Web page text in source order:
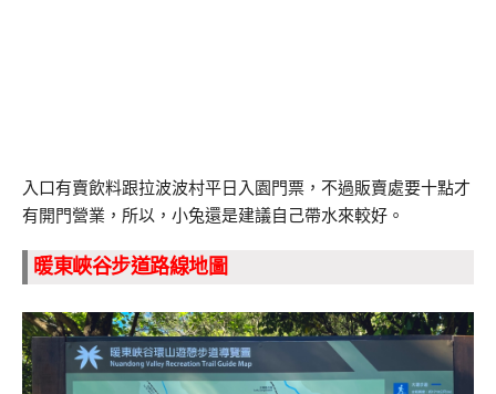
入口有賣飲料跟拉波波村平日入園門票，不過販賣處要十點才
有開門營業，所以，小兔還是建議自己帶水來較好。
暖東峽谷步道路線地圖